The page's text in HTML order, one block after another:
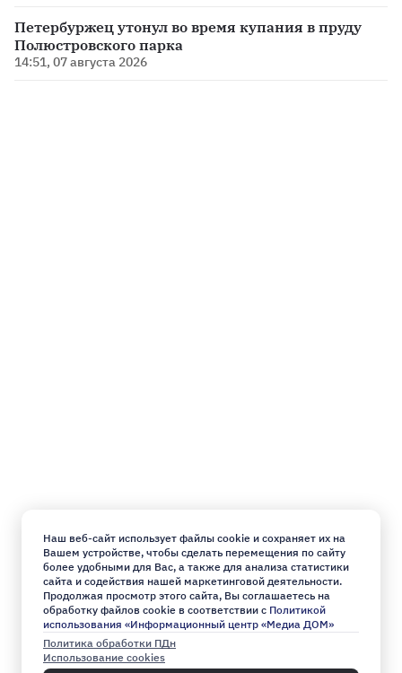
Петербуржец утонул во время купания в пруду
Полюстровского парка
14:51, 07 августа 2026
Наш веб-сайт использует файлы cookie и сохраняет их на
Вашем устройстве, чтобы сделать перемещения по сайту
более удобными для Вас, а также для анализа статистики
сайта и содействия нашей маркетинговой деятельности.
Продолжая просмотр этого сайта, Вы соглашаетесь на
обработку файлов cookie в соответствии с Политикой
использования «Информационный центр «Медиа ДОМ»
Политика обработки ПДн
Использование cookies